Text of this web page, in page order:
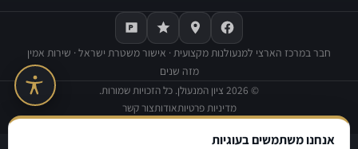
חבר במרכז הארצי למנעולנות מקצועית · אישור משטרת ישראל · שירות אמין
מזה שנים
©
2026 ציון המנעולן. כל הזכויות שמורות.
מדיניות פרטיותאודותצור קשר
אנחנו משתמשים בעוגיות